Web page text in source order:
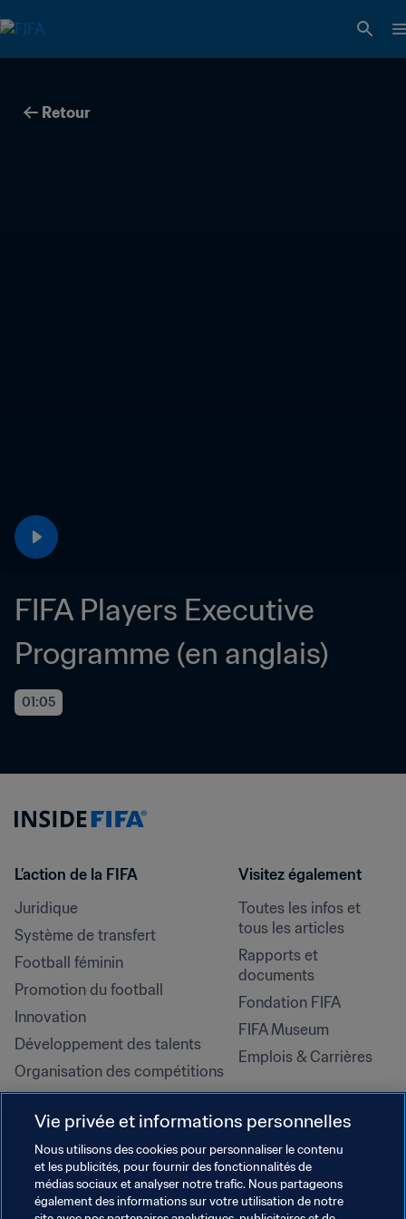
Retour
FIFA Players Executive
Programme (en anglais)
01:05
L’action de la FIFA
Juridique
Système de transfert
Football féminin
Promotion du football
Innovation
Développement des talents
Organisation des compétitions
Développement durable
Droits de l'homme et lutte contre
la discrimination
Santé et médical
Initiatives en matière de
Visitez également
Toutes les infos et
tous les articles
Rapports et
documents
Fondation FIFA
FIFA Museum
Emplois & Carrières
Vie privée et informations personnelles
Nous utilisons des cookies pour personnaliser le contenu
et les publicités, pour fournir des fonctionnalités de
médias sociaux et analyser notre trafic. Nous partageons
également des informations sur votre utilisation de notre